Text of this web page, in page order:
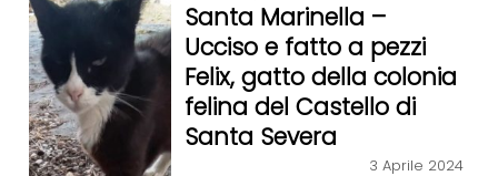
Santa Marinella –
Ucciso e fatto a pezzi
Felix, gatto della colonia
felina del Castello di
Santa Severa
3 Aprile 2024